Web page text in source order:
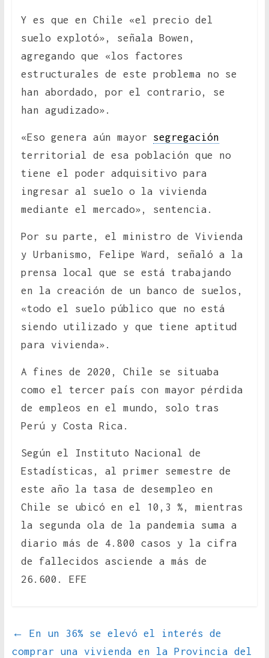
Y es que en Chile «el precio del
suelo explotó», señala Bowen,
agregando que «los factores
estructurales de este problema no se
han abordado, por el contrario, se
han agudizado».
«Eso genera aún mayor segregación
territorial de esa población que no
tiene el poder adquisitivo para
ingresar al suelo o la vivienda
mediante el mercado», sentencia.
Por su parte, el ministro de Vivienda
y Urbanismo, Felipe Ward, señaló a la
prensa local que se está trabajando
en la creación de un banco de suelos,
«todo el suelo público que no está
siendo utilizado y que tiene aptitud
para vivienda».
A fines de 2020, Chile se situaba
como el tercer país con mayor pérdida
de empleos en el mundo, solo tras
Perú y Costa Rica.
Según el Instituto Nacional de
Estadísticas, al primer semestre de
este año la tasa de desempleo en
Chile se ubicó en el 10,3 %, mientras
la segunda ola de la pandemia suma a
diario más de 4.800 casos y la cifra
de fallecidos asciende a más de
26.600. EFE
←
En un 36% se elevó el interés de
comprar una vivienda en la Provincia del